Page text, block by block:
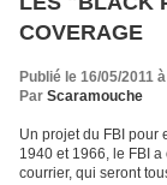
COVERAGE
Publié le 16/05/2011
Par Scaramouche
Un projet du FBI pour
1940 et 1966, le FBI
courrier, qui seront